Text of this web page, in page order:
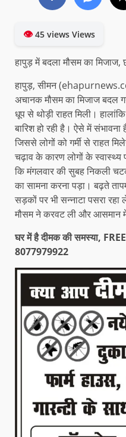
👁45 views Views
हापुड़ में बदला मौसम का मिजाज,
हापुड़, सीमन
अचानक मौसम का मिजाज बदल
धूप से थोड़ी राहत मिली।
बारिश हो रही है। ऐसे में
जिससे लोगों को गर्मी से राहत
चढ़ाव के कारण लोगों के
कि मंगलवार की सुबह निकली
का सामना करना पड़ा। बढ़ते
सड़कों पर भी सन्नाटा पसरा
मौसम ने करवट ली और आसमान में
घर में है दीमक की समस्या,
8077979922